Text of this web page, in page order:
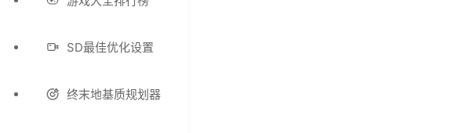
SD最佳优化设置
终末地基质规划器